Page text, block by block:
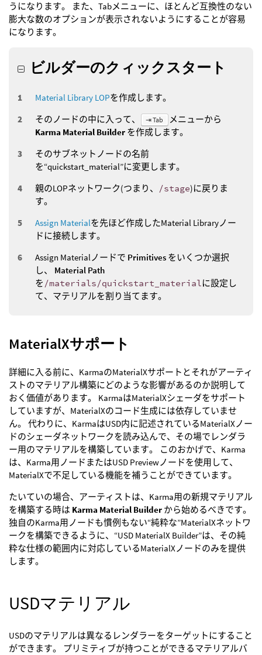
うになります。 また、Tabメニューに、ほとんど互換性のない
膨大な数のオプションが表示されないようにすることが容易
になります。
ビルダーのクィックスタート
Material Library LOPを作成します。
そのノードの中に入って、
⇥ Tab
メニューから
Karma Material Builder を作成します。
そのサブネットノードの名前
を“quickstart_material”に変更します。
親のLOPネットワーク(つまり、
/stage)に戻りま
す。
Assign Materialを先ほど作成したMaterial Libraryノー
ドに接続します。
Assign Materialノードで Primitives をいくつか選択
し、 Material Path
を /materials/quickstart_materialに設定し
て、マテリアルを割り当てます。
MaterialXサポート
詳細に入る前に、KarmaのMaterialXサポートとそれがアーティ
ストのマテリアル構築にどのような影響があるのか説明して
おく価値があります。 KarmaはMaterialXシェーダをサポート
していますが、MaterialXのコード生成には依存していませ
ん。 代わりに、KarmaはUSD内に記述されているMaterialXノー
ドのシェーダネットワークを読み込んで、その場でレンダラ
ー用のマテリアルを構築しています。 このおかげで、Karma
は、Karma用ノードまたはUSD Previewノードを使用して、
MaterialXで不足している機能を補うことができています。
たいていの場合、アーティストは、Karma用の新規マテリアル
を構築する時は Karma Material Builder から始めるべきです。
独自のKarma用ノードも慣例もない“純粋な”MaterialXネットワ
ークを構築できるように、“USD MaterialX Builder”は、その純
粋な仕様の範囲内に対応しているMaterialXノードのみを提供
します。
USDマテリアル
USDのマテリアルは異なるレンダラーをターゲットにすること
ができます。 プリミティブが持つことができるマテリアルバ